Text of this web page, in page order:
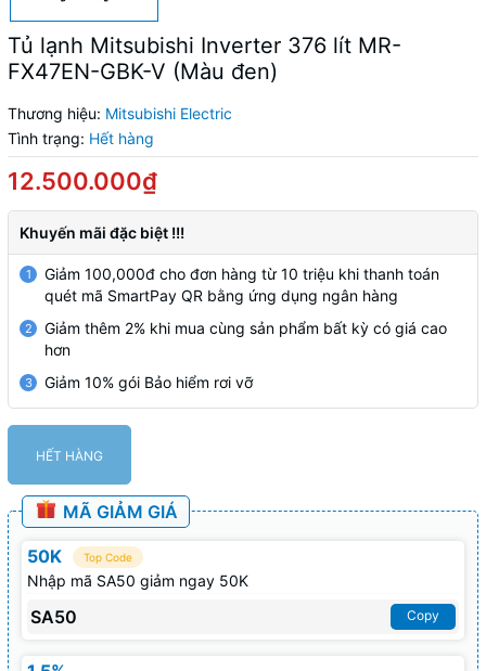
Tủ lạnh Mitsubishi Inverter 376 lít MR-
FX47EN-GBK-V (Màu đen)
Thương hiệu: Mitsubishi Electric
Tình trạng: Hết hàng
12.500.000₫
Khuyến mãi đặc biệt !!!
1
Giảm 100,000đ cho đơn hàng từ 10 triệu khi thanh toán
quét mã SmartPay QR bằng ứng dụng ngân hàng
2
Giảm thêm 2% khi mua cùng sản phẩm bất kỳ có giá cao
hơn
3 Giảm 10% gói Bảo hiểm rơi vỡ
HẾT HÀNG
MÃ GIẢM GIÁ
50K Top Code
Nhập mã SA50 giảm ngay 50K
SA50 Copy